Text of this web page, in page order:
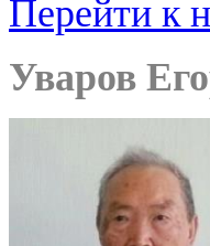
Перейти к
Уваров